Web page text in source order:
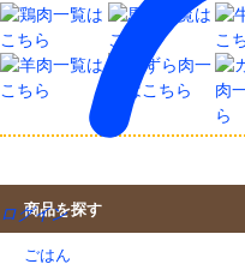
ログイン
商品を探す
ごはん